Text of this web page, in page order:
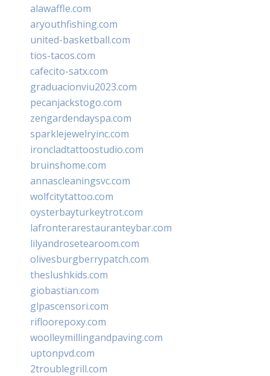
alawaffle.com
aryouthfishing.com
united-basketball.com
tios-tacos.com
cafecito-satx.com
graduacionviu2023.com
pecanjackstogo.com
zengardendayspa.com
sparklejewelryinc.com
ironcladtattoostudio.com
bruinshome.com
annascleaningsvc.com
wolfcitytattoo.com
oysterbayturkeytrot.com
lafronterarestauranteybar.com
lilyandrosetearoom.com
olivesburgberrypatch.com
theslushkids.com
giobastian.com
glpascensori.com
rifloorepoxy.com
woolleymillingandpaving.com
uptonpvd.com
2troublegrill.com